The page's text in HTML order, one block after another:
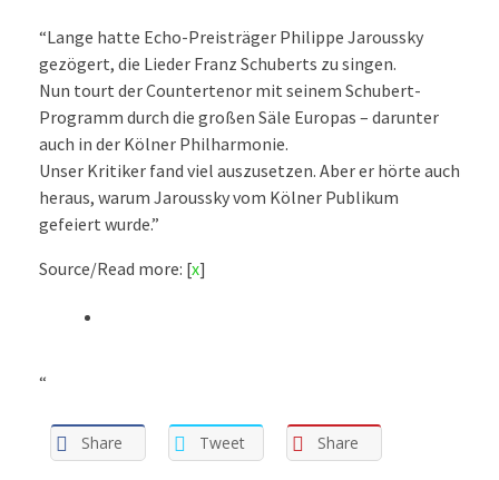
“Lange hatte Echo-Preisträger Philippe Jaroussky
gezögert, die Lieder Franz Schuberts zu singen.
Nun tourt der Countertenor mit seinem Schubert-
Programm durch die großen Säle Europas – darunter
auch in der Kölner Philharmonie.
Unser Kritiker fand viel auszusetzen. Aber er hörte auch
heraus, warum Jaroussky vom Kölner Publikum
gefeiert wurde.”
Source/Read more: [x]
“
Share Tweet Share